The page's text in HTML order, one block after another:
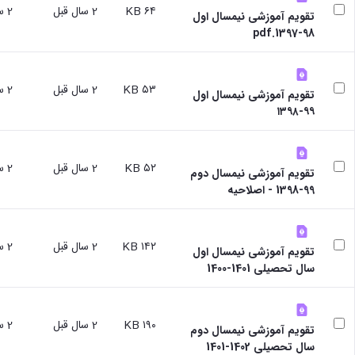
با ما
آدرس
و
علوم
نفت
علوم
انسانی
دانشکده
هنر
معماری
دانشکده
دامپزشکی
دانشکده
علوم
پایه
دانشکده
علوم
اقتصادی
و
اجتماعی
دانشکده
غیر
فارسی
زبانان
آموزش
های
آزاد،
کاربردی
و
الکترونیکی
تقویم آموزشی نیمسال اول
98-1397.pdf
۶۴ KB 2 سال قبل 2 سال قبل
تقویم آموزشی نیمسال اول
۹۹-۱۳۹۸
۵۳ KB 2 سال قبل 2 سال قبل
تقویم آموزشی نیمسال دوم
99-1398 - اصلاحیه
۵۲ KB 2 سال قبل 2 سال قبل
تقویم آموزشی نیمسال اول
سال تحصیلی 1401-1400
۱۴۲ KB 2 سال قبل 2 سال قبل
تقویم آموزشی نیمسال دوم
سال تحصیلی 1402-1401
۱۹۰ KB 2 سال قبل 2 سال قبل